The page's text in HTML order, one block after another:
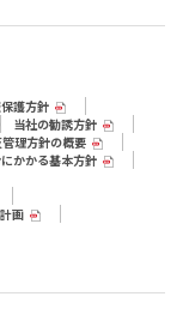
護方針
当社の勧誘方針
理方針の概要
かかる基本方針
画